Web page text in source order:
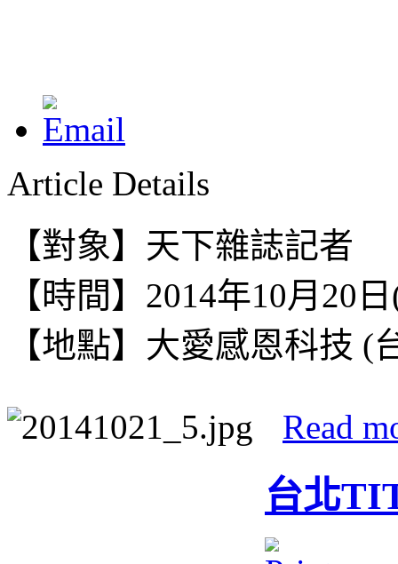
Article Details
【對象】天下雜誌記者
【時間】2014年10月20
【地點】 大愛感恩科技 (
Read
台北